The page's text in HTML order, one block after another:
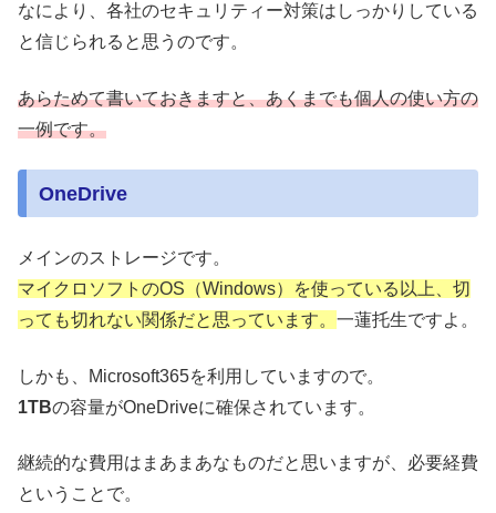
なにより、各社のセキュリティー対策はしっかりしている
と信じられると思うのです。
あらためて書いておきますと、あくまでも個人の使い方の
一例です。
OneDrive
メインのストレージです。
マイクロソフトのOS（Windows）を使っている以上、切
っても切れない関係だと思っています。 一蓮托生ですよ。
しかも、Microsoft365を利用していますので。
1TBの容量がOneDriveに確保されています。
継続的な費用はまあまあなものだと思いますが、必要経費
ということで。